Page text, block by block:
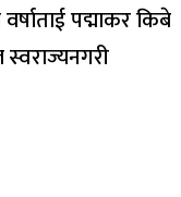
पद्माकर किबे